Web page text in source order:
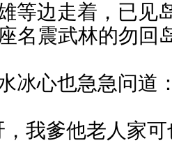
等边走着，已见
名震武林的勿回
冰心也急急问道
我爹他老人家可